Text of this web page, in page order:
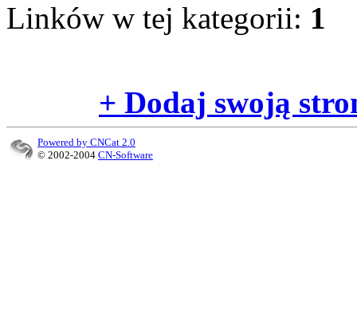
Linków w tej kategorii: 1
+ Dodaj swoją
Powered by CNCat 2.0
© 2002-2004 CN-Software